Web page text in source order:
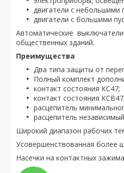
двигатели с небольшими
двигатели с большими
Автоматические
общественных зданий.
Преимущества
Два типа защиты от
Полный комплект
контакт состояния КС47;
контакт состояния КСВ47;
расцепитель
расцепитель
Широкий диапазон рабочих
Усовершенствованная более
Насечки на контактных